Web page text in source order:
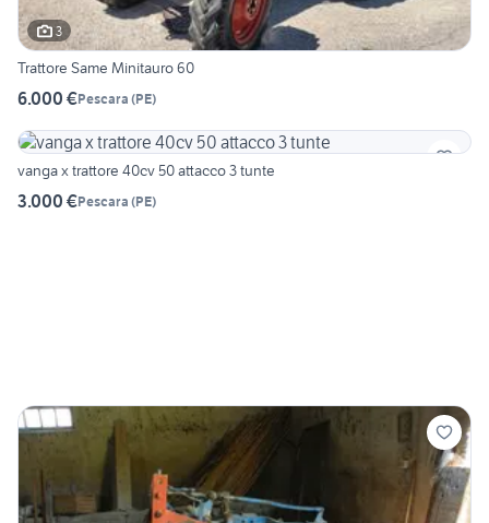
3
Trattore Same Minitauro 60
6.000 €Pescara (PE)
vanga x trattore 40cv 50 attacco 3 tunte
3.000 €Pescara (PE)